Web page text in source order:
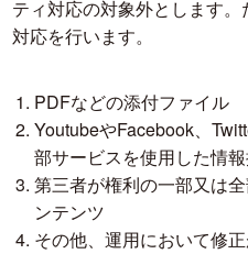
ティ対応の対象外とします
対応を行います。
PDFなどの添付ファイル
YoutubeやFacebook、
部サービスを使用した情
第三者が権利の一部又は
ンテンツ
その他、運用において修